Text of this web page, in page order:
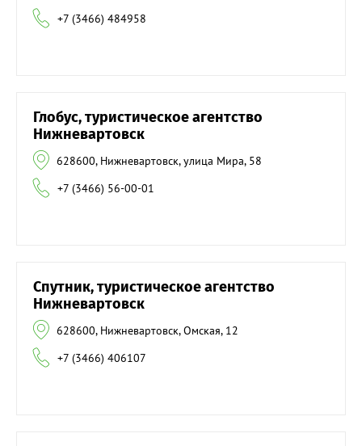
+7 (3466) 484958
Глобус, туристическое агентство
Нижневартовск
628600, Нижневартовск, улица Мира, 58
+7 (3466) 56-00-01
Спутник, туристическое агентство
Нижневартовск
628600, Нижневартовск, Омская, 12
+7 (3466) 406107